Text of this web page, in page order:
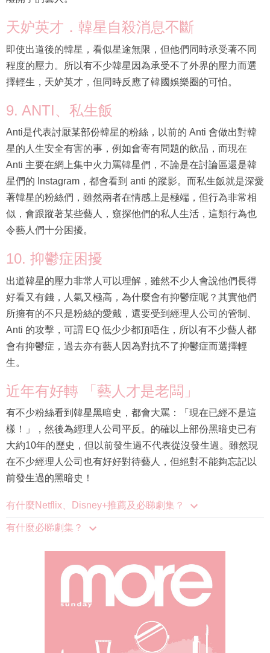
天妒英才．韓星自殺消息不斷
即使出道後的韓星，看似星途無限，但他們同時承受著不同
程度的壓力。所以有不少韓星因為承受不了外界的壓力而選
擇輕生，天妒英才，但同時反應了韓國娛樂圈的可怕。
9. ANTI、私生飯
Anti是代表討厭某部份韓星的粉絲，以前的 Anti 會做出對韓
星的人生安全有害的事，例如會寄有問題的飲品，而現在
Anti 主要在網上集中火力罵韓星們，不論是在討論區還是韓
星們的 Instagram，都會看到 anti 的蹤影。而私生飯就是深愛
著韓星的粉絲們，雖然兩者在情感上是極端，但行為非常相
似，會跟蹤著某些藝人，窺探他們的私人生活，這類行為也
令藝人們十分困擾。
10. 抑鬱症困擾
出道韓星的壓力非常人可以理解，雖然不少人會說他們長得
好看又有錢，人氣又極高，為什麼會有抑鬱症呢？其實他們
所擁有的不只是粉絲的愛戴，還要受到經理人公司的管制、
Anti 的攻擊，可謂 EQ 低少少都頂唔住，所以有不少藝人都
會有抑鬱症，過去亦有藝人因為對抗不了抑鬱症而選擇輕
生。
近年有好轉 「藝人才是老闆」
有不少粉絲看到韓星黑暗史，都會大罵：「現在已經不是這
樣！」，然後為經理人公司平反。的確以上部份黑暗史已有
大約10年的歷史，但以前發生過不代表從沒發生過。雖然現
在不少經理人公司也有好好對待藝人，但絕對不能夠忘記以
前發生過的黑暗史！
有什麼Netflix、Disney+推薦及必睇劇集？
有什麼必睇劇集？